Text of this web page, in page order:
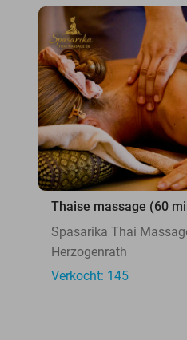
Thaise massage (60
Spasarika Thai
Herzogenrath
Verkocht: 145